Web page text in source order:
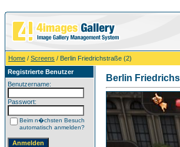
Home / Screens / Berlin Friedrichstraße (2)
Registrierte Benutzer
Benutzername:
Passwort:
Beim n�chsten Besuch
automatisch anmelden?
Berlin